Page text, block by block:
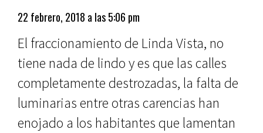
22 febrero, 2018 a las 5:06 pm
El fraccionamiento de Linda Vista, no
tiene nada de lindo y es que las calles
completamente destrozadas, la falta de
luminarias entre otras carencias han
enojado a los habitantes que lamentan